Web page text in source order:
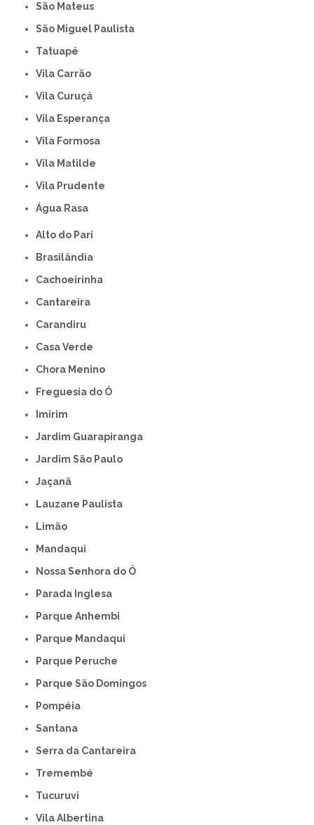
São Mateus
São Miguel Paulista
Tatuapé
Vila Carrão
Vila Curuçá
Vila Esperança
Vila Formosa
Vila Matilde
Vila Prudente
Água Rasa
Alto do Pari
Brasilândia
Cachoeirinha
Cantareira
Carandiru
Casa Verde
Chora Menino
Freguesia do Ó
Imirim
Jardim Guarapiranga
Jardim São Paulo
Jaçanã
Lauzane Paulista
Limão
Mandaqui
Nossa Senhora do Ó
Parada Inglesa
Parque Anhembi
Parque Mandaqui
Parque Peruche
Parque São Domingos
Pompéia
Santana
Serra da Cantareira
Tremembé
Tucuruvi
Vila Albertina